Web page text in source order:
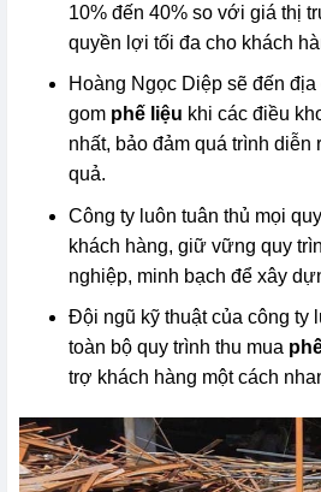
10% đến 40% so với giá thị
quyền lợi tối đa cho khách
Hoàng Ngọc Diệp sẽ đến
gom phế liệu khi các điều
nhất, bảo đảm quá trình diễn
quả.
Công ty luôn tuân thủ mọi
khách hàng, giữ vững quy
nghiệp, minh bạch để xây
Đội ngũ kỹ thuật của công ty
toàn bộ quy trình thu mua
trợ khách hàng một cách